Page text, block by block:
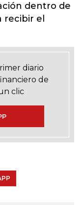
dentro de
recibir el
diario
de
clic